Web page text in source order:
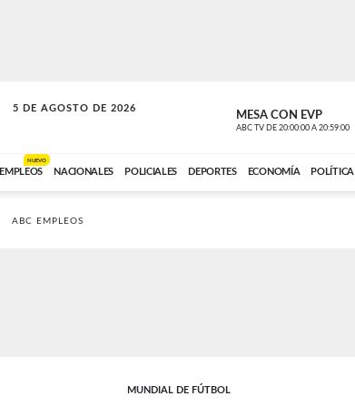
5 DE AGOSTO DE 2026
SOLO MÚSICA MESA CON EVP
ABC TV DE 20:00:00 A 20:59:00
EMPLEOS
NUEVO
NACIONALES POLICIALES DEPORTES ECONOMÍA POLÍTICA
ABC EMPLEOS
MUNDIAL DE FÚTBOL